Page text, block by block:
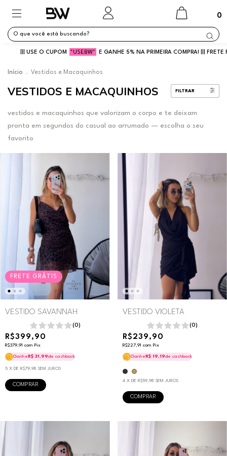
0
E GANHE 5% NA PRIMEIRA COMPRA! ||| FRETE FIXO SP R$14,90 ||| PARCELE
Início . Vestidos e Macaquinhos
VESTIDOS E MACAQUINHOS FILTRAR
vestidos e macaquinhos que valorizam o corpo e te deixam
pronta em segundos do casual ao arrumado — escolha o seu
favorito
FRETE GRÁTIS
VESTIDO SAVANNAH
(0)
R$399,90
R$379,91 com Pix
Ganhe R$ 31,99de cashback
5 X DE R$79,98 SEM JUROS
COMPRAR
VESTIDO VIOLETA
(0)
R$239,90
R$227,91 com Pix
Ganhe R$ 19,19de cashback
4 X DE R$59,98 SEM JUROS
COMPRAR